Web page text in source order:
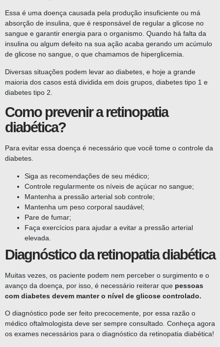
Essa é uma doença causada pela produção insuficiente ou má
absorção de insulina, que é responsável de regular a glicose no
sangue e garantir energia para o organismo. Quando há falta da
insulina ou algum defeito na sua ação acaba gerando um acúmulo
de glicose no sangue, o que chamamos de hiperglicemia.
Diversas situações podem levar ao diabetes, e hoje a grande
maioria dos casos está dividida em dois grupos, diabetes tipo 1 e
diabetes tipo 2.
Como prevenir a retinopatia
diabética?
Para evitar essa doença é necessário que você tome o controle da
diabetes.
Siga as recomendações de seu médico;
Controle regularmente os níveis de açúcar no sangue;
Mantenha a pressão arterial sob controle;
Mantenha um peso corporal saudável;
Pare de fumar;
Faça exercícios para ajudar a evitar a pressão arterial
elevada.
Diagnóstico da retinopatia diabética
Muitas vezes, os paciente podem nem perceber o surgimento e o
avanço da doença, por isso, é necessário reiterar que pessoas
com diabetes devem manter o nível de glicose controlado.
O diagnóstico pode ser feito precocemente, por essa razão o
médico oftalmologista deve ser sempre consultado. Conheça agora
os exames necessários para o diagnóstico da retinopatia diabética!